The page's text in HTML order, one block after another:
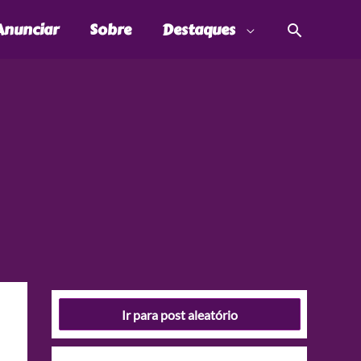
Sobre Destaques
Ir para post aleatório